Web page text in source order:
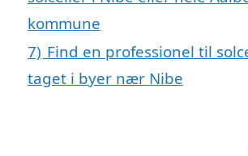
kommune
7) Find en professionel til
taget i byer nær Nibe